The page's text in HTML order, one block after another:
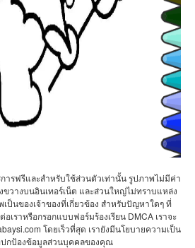
ารฟรีและสำหรับใช้ส่วนตัวเท่านั้น รูปภาพไม่มีค่า
ขวางบนอินเทอร์เน็ต และส่วนใหญ่ไม่ทราบแหล่ง
ป็นของเจ้าของที่เกี่ยวข้อง สำหรับปัญหาใดๆ ที่
เราหรือกรอกแบบฟอร์มร้องเรียน DMCA เราจะ
โดยเร็วที่สุด เรายังมีนโยบายความเป็น
ปกป้องข้อมูลส่วนบุคคลของคุณ